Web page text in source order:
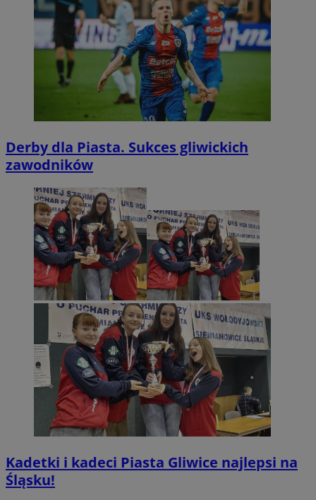
Derby dla Piasta. Sukces gliwickich
zawodników
Kadetki i kadeci Piasta Gliwice najlepsi na
Śląsku!